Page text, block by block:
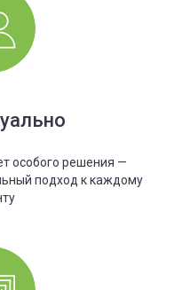
особого решения —
подход к каждому